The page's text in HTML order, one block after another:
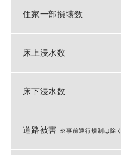
住家一部損壊数
床上浸水数
床下浸水数
道路被害 ※事前通行規制は除く